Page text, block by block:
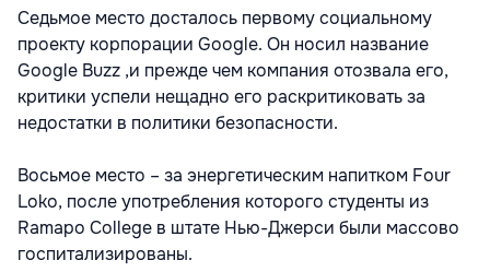
Седьмое место досталось первому социальному
проекту корпорации Google. Он носил название
Google Buzz ,и прежде чем компания отозвала его,
критики успели нещадно его раскритиковать за
недостатки в политики безопасности.
Восьмое место – за энергетическим напитком Four
Loko, после употребления которого студенты из
Ramapo College в штате Нью-Джерси были массово
госпитализированы.